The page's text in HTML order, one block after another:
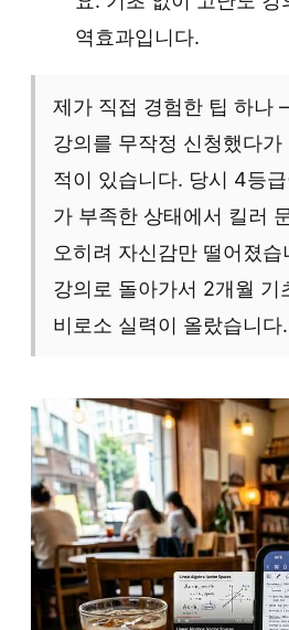
역효과입니다.
제가 직접 경험한 팁 하나
강의를 무작정 신청했다
적이 있습니다. 당시 4등
가 부족한 상태에서 킬러
오히려 자신감만 떨어졌
강의로 돌아가서 2개월 기
비로소 실력이 올랐습니다.